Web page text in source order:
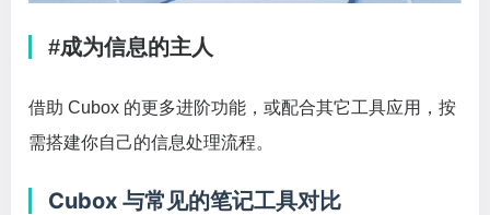
#成为信息的主人
借助 Cubox 的更多进阶功能，或配合其它工具应用，按
需搭建你自己的信息处理流程。
Cubox 与常见的笔记工具对比